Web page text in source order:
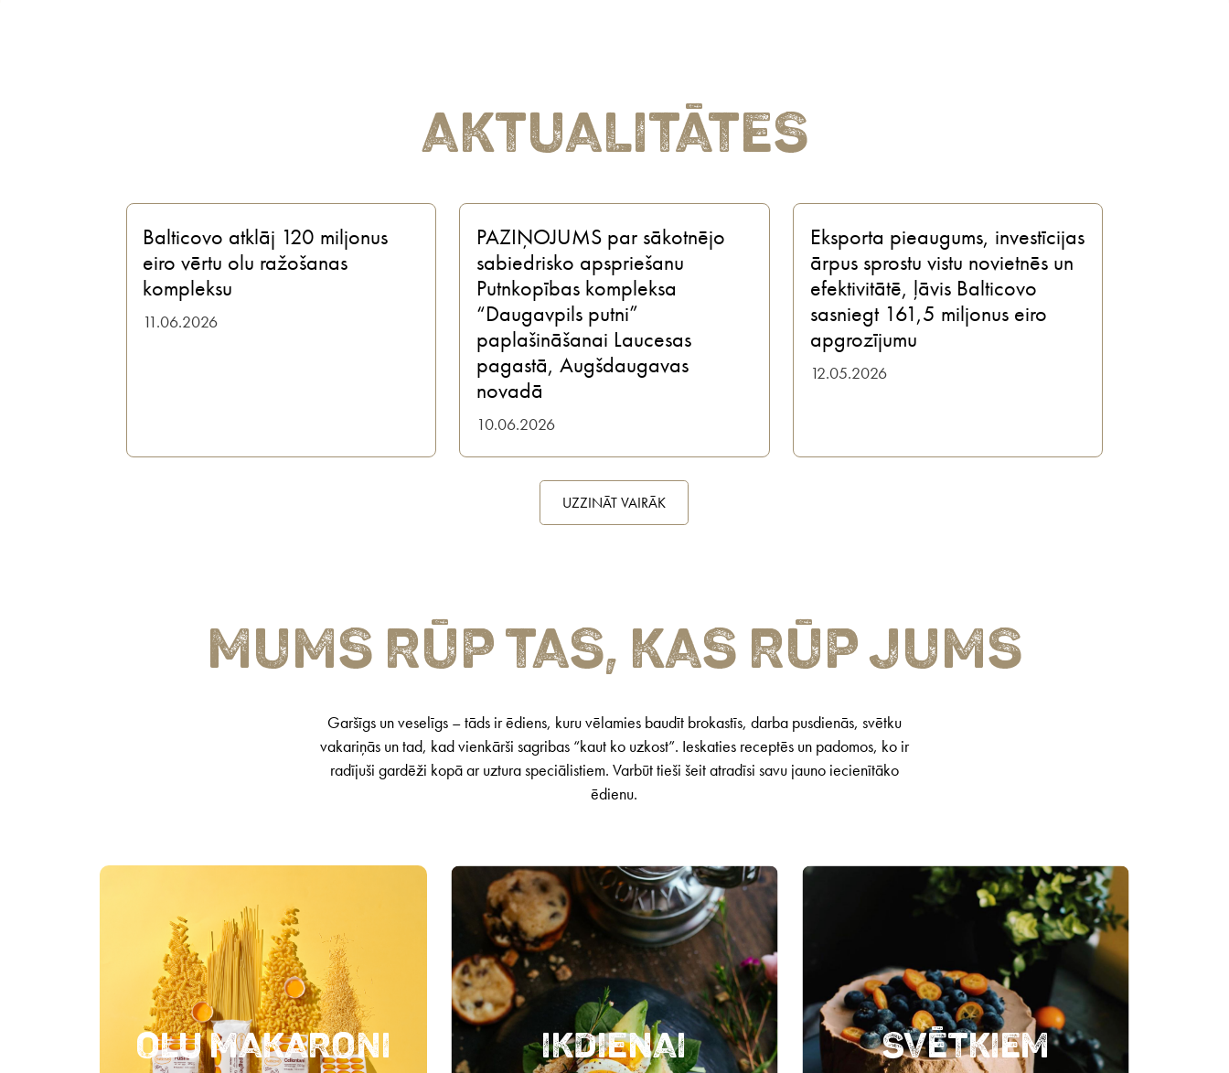
Aktualitātes
Balticovo atklāj 120 miljonus
eiro vērtu olu ražošanas
kompleksu
11.06.2026
PAZIŅOJUMS par sākotnējo
sabiedrisko apspriešanu
Putnkopības kompleksa
“Daugavpils putni”
paplašināšanai Laucesas
pagastā, Augšdaugavas
novadā
10.06.2026
Eksporta pieaugums, investīcijas
ārpus sprostu vistu novietnēs un
efektivitātē, ļāvis Balticovo
sasniegt 161,5 miljonus eiro
apgrozījumu
12.05.2026
UZZINĀT VAIRĀK
Mums rūp tas, kas rūp jums
Garšīgs un veselīgs – tāds ir ēdiens, kuru vēlamies baudīt brokastīs, darba pusdienās, svētku
vakariņās un tad, kad vienkārši sagribas “kaut ko uzkost”. Ieskaties receptēs un padomos, ko ir
radījuši gardēži kopā ar uztura speciālistiem. Varbūt tieši šeit atradīsi savu jauno iecienītāko
ēdienu.
Olu makaroni Ikdienai Svētkiem